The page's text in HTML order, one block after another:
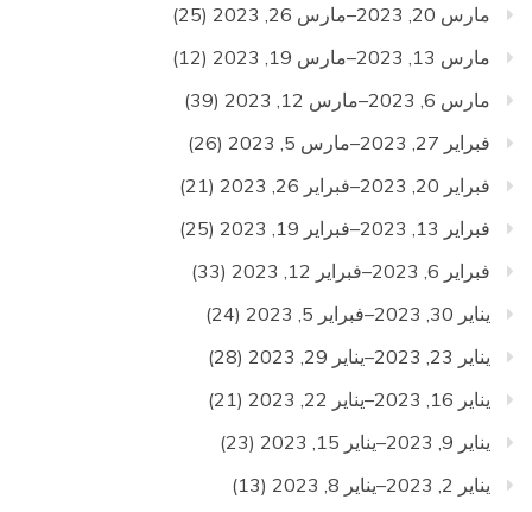
مارس 20, 2023–مارس 26, 2023
(25)
مارس 13, 2023–مارس 19, 2023
(12)
مارس 6, 2023–مارس 12, 2023
(39)
فبراير 27, 2023–مارس 5, 2023
(26)
فبراير 20, 2023–فبراير 26, 2023
(21)
فبراير 13, 2023–فبراير 19, 2023
(25)
فبراير 6, 2023–فبراير 12, 2023
(33)
يناير 30, 2023–فبراير 5, 2023
(24)
يناير 23, 2023–يناير 29, 2023
(28)
يناير 16, 2023–يناير 22, 2023
(21)
يناير 9, 2023–يناير 15, 2023
(23)
يناير 2, 2023–يناير 8, 2023
(13)